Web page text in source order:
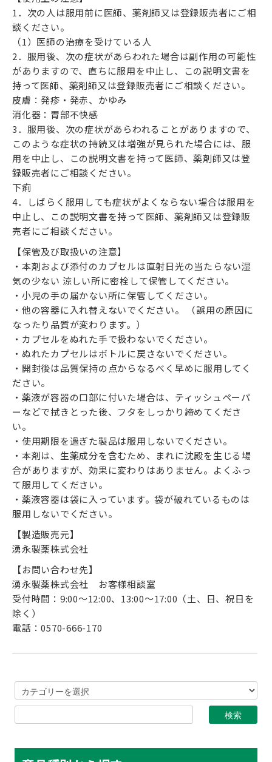
1．次の人は服用前に医師、薬剤師又は登録販売者にご相
談ください。
（1）医師の治療を受けている人
2．服用後、次の症状があらわれた場合は副作用の可能性
がありますので、直ちに服用を中止し、この説明文書を
持って医師、薬剤師又は登録販売者にご相談ください。
皮膚：発疹・発赤、かゆみ
消化器：胃部不快感
3．服用後、次の症状があらわれることがありますので、
このような症状の持続又は増強が見られた場合には、服
用を中止し、この説明文書を持って医師、薬剤師又は登
録販売者にご相談ください。
下痢
4．しばらく服用しても症状がよくならない場合は服用を
中止し、この説明文書を持って医師、薬剤師又は登録販
売者にご相談ください。
【保管及び取扱いの注意】
・本剤および添付のカプセルは直射日光の当たらない湿
気の少ない 涼しい所に密栓して保管してください。
・小児の手の届かない所に保管してください。
・他の容器に入れ替えないでください。 （誤用の原因に
なったり品質が変わります。）
・カプセルをぬれた手で扱わないでください。
・ぬれたカプセルはボトルに戻さないでください。
・開封後は品質保持の点からなるべく早めに服用してく
ださい。
・薬液が容器の口部に付いた場合は、ティッシュペーパ
ーなどで拭きとった後、フタをしっかり締めてくださ
い。
・使用期限を過ぎた製品は服用しないでください。
・本剤は、生薬成分を含むため、まれに沈殿を生じる場
合がありますが、効果に変わりはありません。よくふっ
て服用してください。
・薬液容器は袋に入っています。袋が破れているものは
服用しないでください。
【製造販売元】
湧永製薬株式会社
【お問い合わせ先】
湧永製薬株式会社 お客様相談室
受付時間：9:00～12:00、13:00～17:00（土、日、祝日を
除く）
電話：0570-666-170